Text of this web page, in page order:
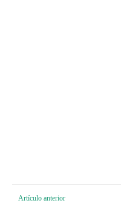
Artículo anterior